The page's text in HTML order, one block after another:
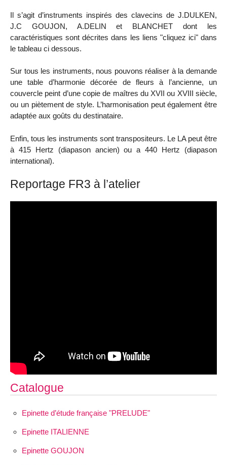
Il s’agit d’instruments inspirés des clavecins de J.DULKEN,
J.C GOUJON, A.DELIN et BLANCHET dont les
caractéristiques sont décrites dans les liens "cliquez ici" dans
le tableau ci dessous.
Sur tous les instruments, nous pouvons réaliser à la demande
une table d’harmonie décorée de fleurs à l’ancienne, un
couvercle peint d’une copie de maîtres du XVII ou XVIII siècle,
ou un piètement de style. L’harmonisation peut également être
adaptée aux goûts du destinataire.
Enfin, tous les instruments sont transpositeurs. Le LA peut être
à 415 Hertz (diapason ancien) ou a 440 Hertz (diapason
international).
Reportage FR3 à l’atelier
Catalogue
Epinette d’étude française "PRELUDE"
Epinette ITALIENNE
Epinette GOUJON